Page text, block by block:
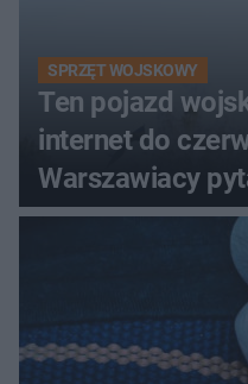
SPRZĘT WOJSKOWY
Ten pojazd
internet do
Warszawiacy